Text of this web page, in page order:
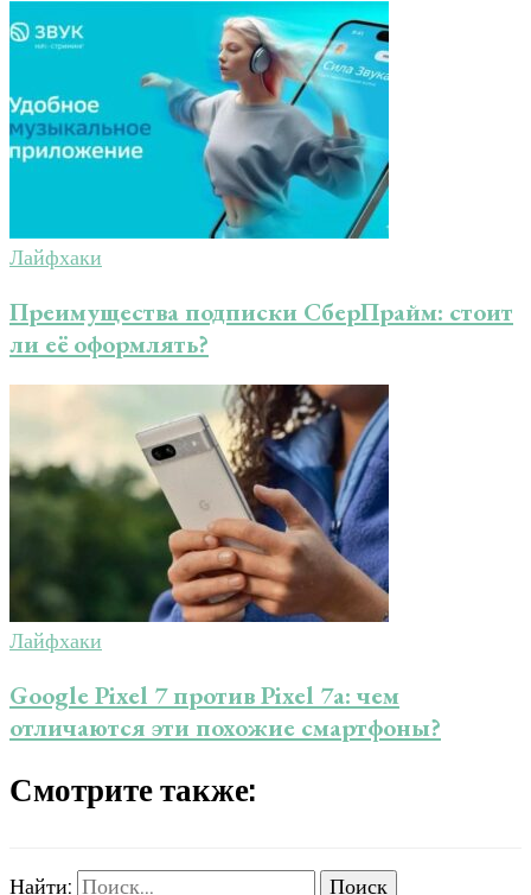
Лайфхаки
Преимущества подписки СберПрайм: стоит
ли её оформлять?
Лайфхаки
Google Pixel 7 против Pixel 7a: чем
отличаются эти похожие смартфоны?
Смотрите также:
Найти: